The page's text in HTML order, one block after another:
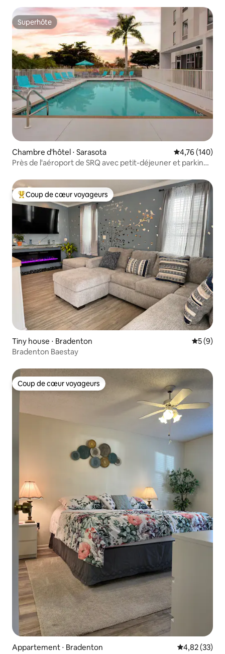
Superhôte
Superhôte
Chambre d'hôtel ⋅ Sarasota Évaluation
4,76 (140)
Près de l'aéroport de SRQ avec petit-déjeuner et parking
Coups de cœur voyageurs les plus appréciés
Coup de cœur voyageurs
Tiny house ⋅ Bradenton
5 (9)
Bradenton Baestay
Coup de cœur voyageurs
Coup de cœur voyageurs
Appartement ⋅ Bradenton Évaluation
4,82 (33)